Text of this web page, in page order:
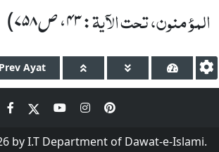
المؤمنون، تحت الآیۃ:۴۳، ص۷۵۸)
Prev Ayat
by I.T Department of Dawat-e-Islami.